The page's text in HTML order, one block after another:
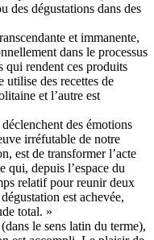
des dégustations dans des
et immanente,
dans le processus
qui rendent ces produits
utilise des recettes de
et l’autre est
des émotions
irréfutable de notre
est de transformer l’acte
qui, depuis l’espace du
relatif pour reunir deux
est achevée,
total. »
le sens latin du terme),